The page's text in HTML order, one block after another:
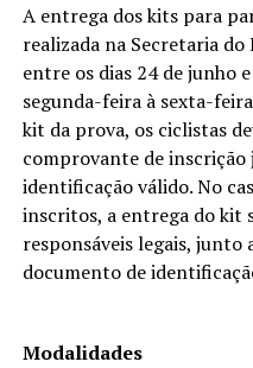
A entrega dos kits para
realizada na Secretaria
entre os dias 24 de junho
segunda-feira à sexta-
kit da prova, os ciclistas
comprovante de
identificação válido. No
inscritos, a entrega do kit
responsáveis legais,
documento de
Modalidades